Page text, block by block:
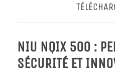
NIU NQIX 500 :
SÉCURITÉ ET